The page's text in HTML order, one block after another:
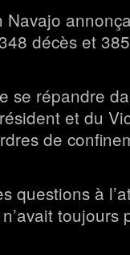
décès et
se répandre
et du
de
questions à
toujours